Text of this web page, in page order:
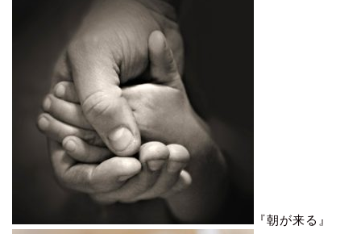
『朝が来る』